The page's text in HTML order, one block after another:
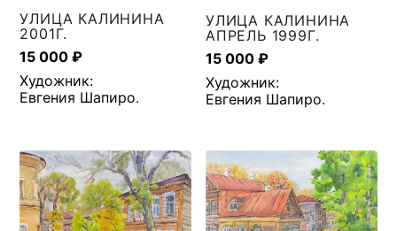
УЛИЦА КАЛИНИНА
2001Г.
15 000₽
Художник:
Евгения Шапиро.
УЛИЦА КАЛИНИНА
АПРЕЛЬ 1999Г.
15 000₽
Художник:
Евгения Шапиро.